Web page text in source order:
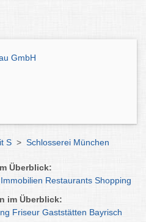
GmbH
S > Schlosserei München
Überblick:
Immobilien Restaurants Shopping
im Überblick:
Friseur Gaststätten Bayrisch